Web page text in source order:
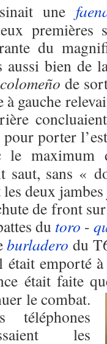
une
premières
du
aussi bien de
de
gauche
pour porter
le
saut, sans «
deux
de front
du toro -
burladero du
emporté
était faite
le combat.
les